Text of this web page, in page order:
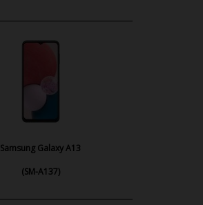
Samsung Galaxy A13
(SM-A137)